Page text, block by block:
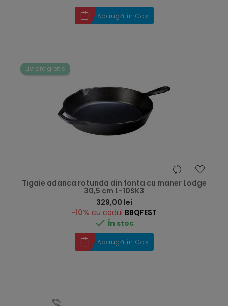
Adaugă în Coș
Livrare gratis
Tigaie adanca rotunda din fonta cu maner Lodge
30,5 cm L-10SK3
329,00 lei
-10% cu codul BBQFEST
 În stoc
Adaugă în Coș